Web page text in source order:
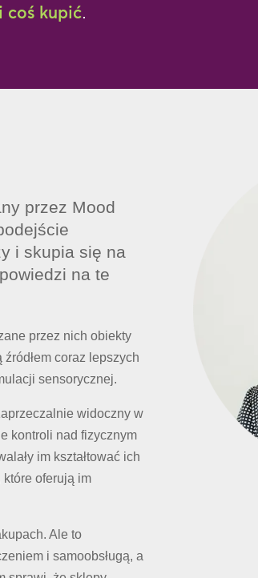
coś kupić.
przez Mood
i skupia się na
na te
przez nich obiekty
coraz lepszych
sensorycznej.
widoczny w
kontroli nad fizycznym
im kształtować ich
oferują im
Ale to
i samoobsługą, a